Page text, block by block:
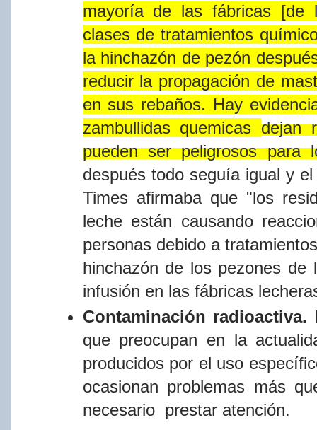
mayorí​a de las fábricas [de
clases de tratamientos
la hinchazón de pezón
reducir la propagación de
en sus rebaños. Hay
zambullidas que​micasdejan
pueden ser peligrosos para
después todoseguí​a igual y
Times afirmaba que "los
leche están causando
personas debido a
hinchazón de los pezones de
infusión en las fábricas
Contaminación radioactiva.
que preocupan en la
producidos por el uso
ocasionan problemas más
necesario prestar atención.